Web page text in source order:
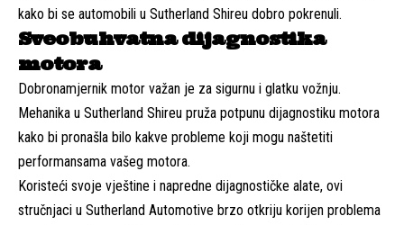
kako bi se automobili u Sutherland Shireu dobro pokrenuli.
Sveobuhvatna dijagnostika
motora
Dobronamjernik motor važan je za sigurnu i glatku vožnju.
Mehanika u Sutherland Shireu pruža potpunu dijagnostiku motora
kako bi pronašla bilo kakve probleme koji mogu naštetiti
performansama vašeg motora.
Koristeći svoje vještine i napredne dijagnostičke alate, ovi
stručnjaci u Sutherland Automotive brzo otkriju korijen problema